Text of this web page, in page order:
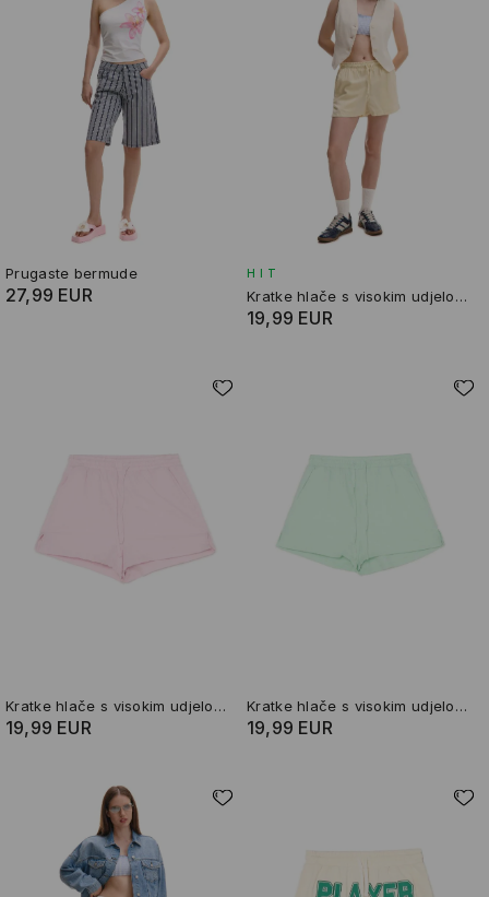
Prugaste bermude
27,99 EUR
HIT
Kratke hlače s visokim udjelom lana
19,99 EUR
Kratke hlače s visokim udjelom lana
19,99 EUR
Kratke hlače s visokim udjelom lana
19,99 EUR